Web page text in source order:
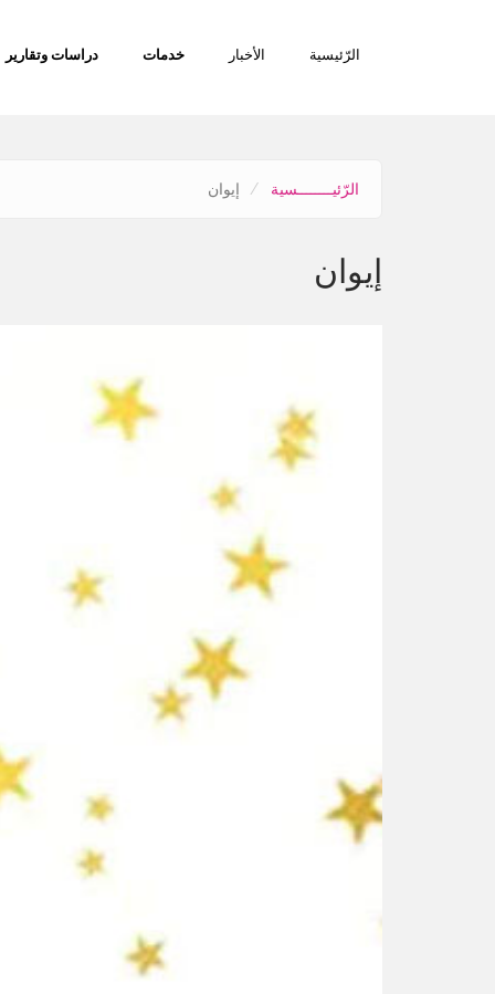
الرّئيسية الأخبار خدمات دراسات وتقارير
الرّئيــــــــسية إيوان
إيوان